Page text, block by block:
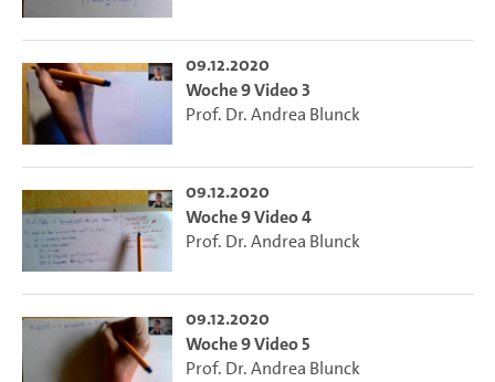
09.12.2020
Woche 9 Video 3
Prof. Dr. Andrea Blunck
09.12.2020
Woche 9 Video 4
Prof. Dr. Andrea Blunck
09.12.2020
Woche 9 Video 5
Prof. Dr. Andrea Blunck